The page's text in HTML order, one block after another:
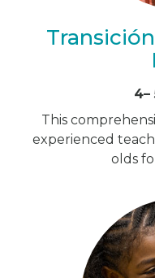
4–
This
experienced
olds